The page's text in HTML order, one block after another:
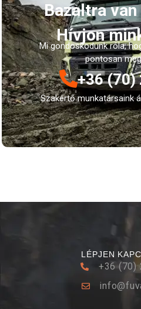
Bazaltra
Hívjon
Mi gondoskodunk róla,
pontosan
+36 (70)
Szakértő munkatársaink
LÉPJEN
+36 (70)